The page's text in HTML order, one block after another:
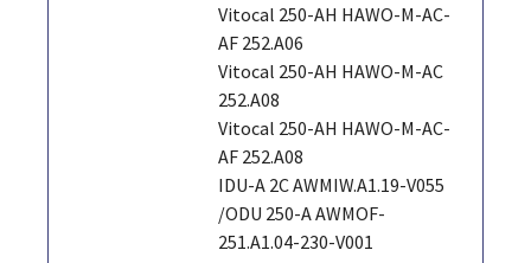
Vitocal 250-AH HAWO-M-AC-
AF 252.A06
Vitocal 250-AH HAWO-M-AC
252.A08
Vitocal 250-AH HAWO-M-AC-
AF 252.A08
IDU-A 2C AWMIW.A1.19-V055
/ODU 250-A AWMOF-
251.A1.04-230-V001